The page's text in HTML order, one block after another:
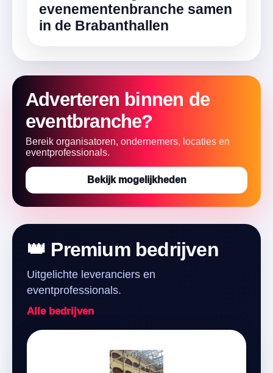
evenementenbranche samen
in de Brabanthallen
Adverteren binnen de
eventbranche?
Bereik organisatoren, ondernemers, locaties en
eventprofessionals.
Bekijk mogelijkheden
👑 Premium bedrijven
Uitgelichte leveranciers en
eventprofessionals.
Alle bedrijven